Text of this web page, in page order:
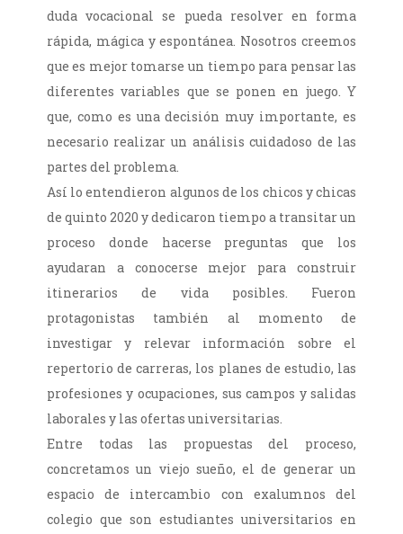
duda vocacional se pueda resolver en forma
rápida, mágica y espontánea. Nosotros creemos
que es mejor tomarse un tiempo para pensar las
diferentes variables que se ponen en juego. Y
que, como es una decisión muy importante, es
necesario realizar un análisis cuidadoso de las
partes del problema.
Así lo entendieron algunos de los chicos y chicas
de quinto 2020 y dedicaron tiempo a transitar un
proceso donde hacerse preguntas que los
ayudaran a conocerse mejor para construir
itinerarios de vida posibles. Fueron
protagonistas también al momento de
investigar y relevar información sobre el
repertorio de carreras, los planes de estudio, las
profesiones y ocupaciones, sus campos y salidas
laborales y las ofertas universitarias.
Entre todas las propuestas del proceso,
concretamos un viejo sueño, el de generar un
espacio de intercambio con exalumnos del
colegio que son estudiantes universitarios en